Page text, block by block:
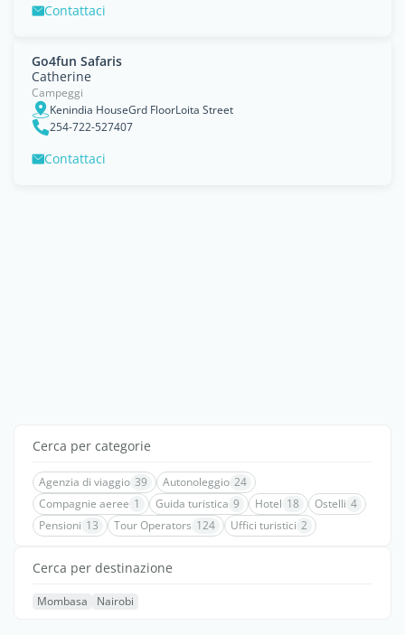
Contattaci
Go4fun Safaris
Catherine
Campeggi
Kenindia HouseGrd FloorLoita Street
254-722-527407
Contattaci
Cerca per categorie
Agenzia di viaggio 39 Autonoleggio 24
Compagnie aeree 1 Guida turistica 9 Hotel 18 Ostelli 4
Pensioni 13 Tour Operators 124 Uffici turistici 2
Cerca per destinazione
Mombasa Nairobi